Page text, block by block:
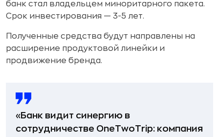
банк стал владельцем миноритарного пакета.
Срок инвестирования — 3-5 лет.
Полученные средства будут направлены на
расширение продуктовой линейки и
продвижение бренда.
«Банк видит синергию в
сотрудничестве OneTwoTrip: компания